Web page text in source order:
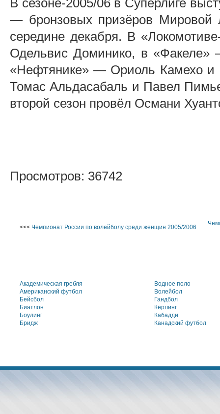
В сезоне-2005/06 в Суперлиге
— бронзовых призёров Мировой
середине декабря. В
Одельвис Доминико, в «Факеле»
«Нефтянике» — Ориоль Камехо
Томас Альдасабаль и Павел
второй сезон провёл Османи
Просмотров: 36742
<<< Чемпионат России по волейболу среди женщин 2005/2006
Академическая гребля
Американский футбол
Бейсбол
Биатлон
Боулинг
Бридж
Водное поло
Волейбол
Гандбол
Кёрлинг
Кабадди
Канадский футбол